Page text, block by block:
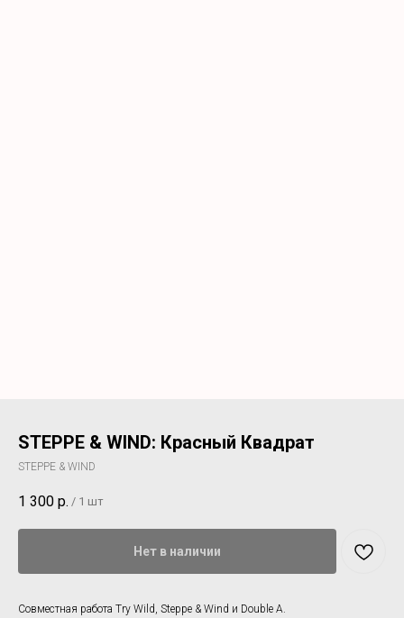
STEPPE & WIND: Красный Квадрат
STEPPE & WIND
1 300 р. / 1 шт
Нет в наличии
Совместная работа Try Wild, Steppe & Wind и Double A.